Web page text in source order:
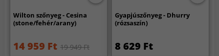
Wilton szőnyeg - Cesina
(stone/fehér/arany)
14 959 Ft 19 949 Ft
Gyapjúszőnyeg - Dhurry
(rózsaszín)
8 629 Ft